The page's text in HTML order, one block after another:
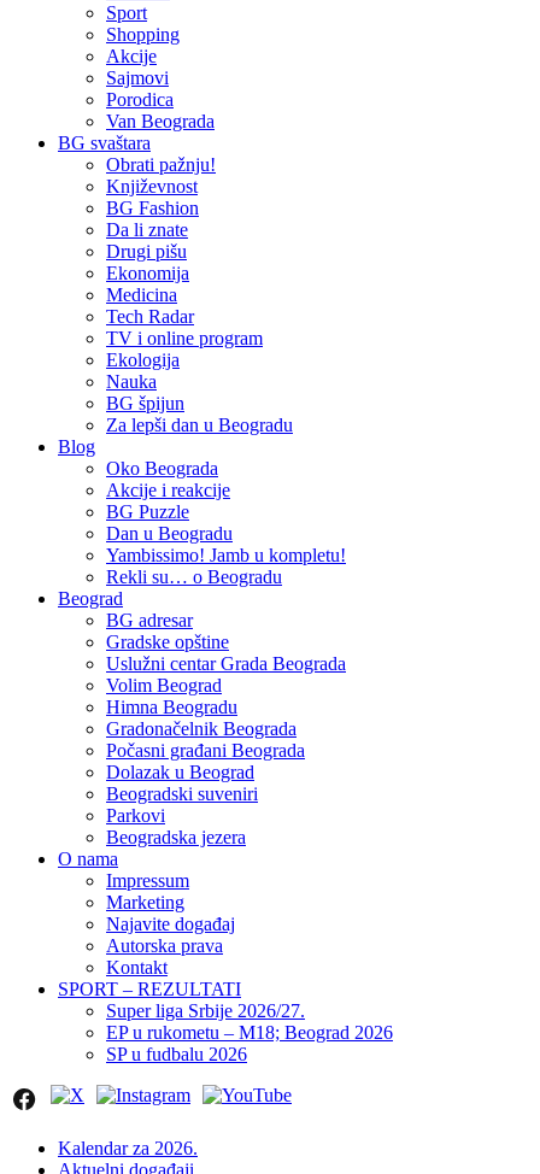
Sport
Shopping
Akcije
Sajmovi
Porodica
Van Beograda
BG svaštara
Obrati pažnju!
Književnost
BG Fashion
Da li znate
Drugi pišu
Ekonomija
Medicina
Tech Radar
TV i online program
Ekologija
Nauka
BG špijun
Za lepši dan u Beogradu
Blog
Oko Beograda
Akcije i reakcije
BG Puzzle
Dan u Beogradu
Yambissimo! Jamb u kompletu!
Rekli su… o Beogradu
Beograd
BG adresar
Gradske opštine
Uslužni centar Grada Beograda
Volim Beograd
Himna Beogradu
Gradonačelnik Beograda
Počasni građani Beograda
Dolazak u Beograd
Beogradski suveniri
Parkovi
Beogradska jezera
O nama
Impressum
Marketing
Najavite događaj
Autorska prava
Kontakt
SPORT – REZULTATI
Super liga Srbije 2026/27.
EP u rukometu – M18; Beograd 2026
SP u fudbalu 2026
Kalendar za 2026.
Aktuelni događaji